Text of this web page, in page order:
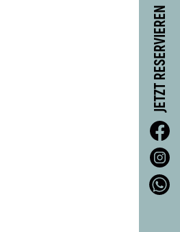
JETZT RESERVIEREN